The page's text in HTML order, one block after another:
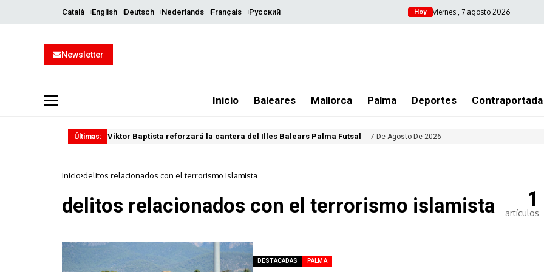
Català English Deutsch Nederlands Français Русский Hoy viernes , 7 agosto 2026
Newsletter
Inicio Baleares Mallorca Palma Deportes Contraportada
Últimas: Viktor Baptista reforzará la cantera del Illes Balears Palma Futsal 7 De Agosto De 2026
Inicio delitos relacionados con el terrorismo islamista
delitos relacionados con el terrorismo islamista 1
artículos
DESTACADAS PALMA